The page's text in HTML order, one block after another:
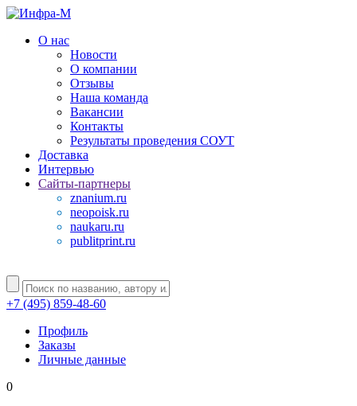
О нас
Новости
О компании
Отзывы
Наша команда
Вакансии
Контакты
Результаты проведения СОУТ
Доставка
Интервью
Сайты-партнеры
znanium.ru
neopoisk.ru
naukaru.ru
publitprint.ru
+7 (495) 859-48-60
Профиль
Заказы
Личные данные
0